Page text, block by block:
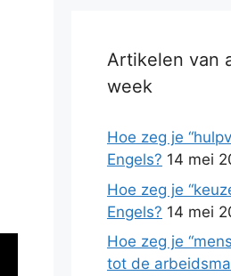
Artikelen van
week
Hoe zeg je
Engels? 14 mei
Hoe zeg je
Engels? 14 mei
Hoe zeg je
tot de